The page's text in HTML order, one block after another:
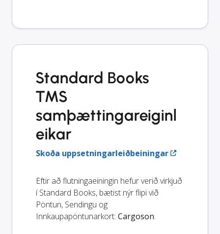
Standard Books
TMS
samþættingareiginl
eikar
Skoða uppsetningarleiðbeiningar
Eftir að flutningaeiningin hefur verið virkjuð
í Standard Books, bætist nýr flipi við
Pöntun, Sendingu og
Innkaupapöntunarkort: Cargoson.